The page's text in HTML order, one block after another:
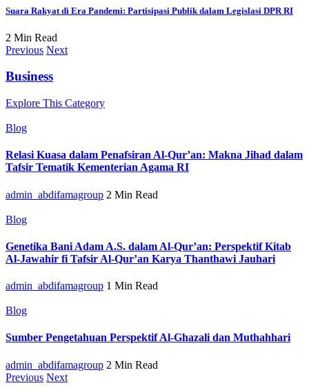
Suara Rakyat di Era Pandemi: Partisipasi Publik dalam Legislasi DPR RI
2 Min Read
Previous Next
Business
Explore This Category
Blog
Relasi Kuasa dalam Penafsiran Al-Qur’an: Makna Jihad dalam
Tafsir Tematik Kementerian Agama RI
admin_abdifamagroup 2 Min Read
Blog
Genetika Bani Adam A.S. dalam Al-Qur’an: Perspektif Kitab
Al-Jawahir fi Tafsir Al-Qur’an Karya Thanthawi Jauhari
admin_abdifamagroup 1 Min Read
Blog
Sumber Pengetahuan Perspektif Al-Ghazali dan Muthahhari
admin_abdifamagroup 2 Min Read
Previous Next